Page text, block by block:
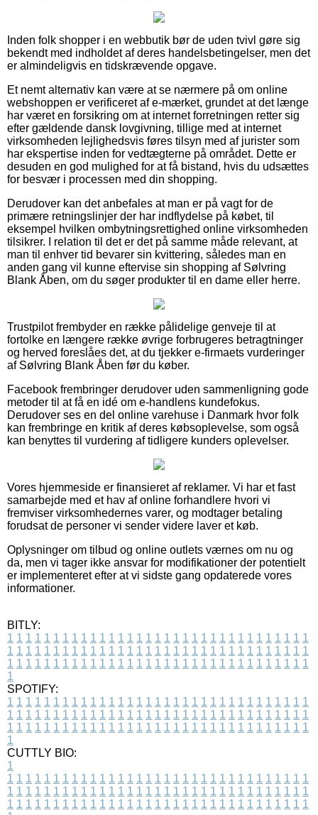
Inden folk shopper i en webbutik bør de uden tvivl gøre sig
bekendt med indholdet af deres handelsbetingelser, men det
er almindeligvis en tidskrævende opgave.
Et nemt alternativ kan være at se nærmere på om online
webshoppen er verificeret af e-mærket, grundet at det længe
har været en forsikring om at internet forretningen retter sig
efter gældende dansk lovgivning, tillige med at internet
virksomheden lejlighedsvis føres tilsyn med af jurister som
har ekspertise inden for vedtægterne på området. Dette er
desuden en god mulighed for at få bistand, hvis du udsættes
for besvær i processen med din shopping.
Derudover kan det anbefales at man er på vagt for de
primære retningslinjer der har indflydelse på købet, til
eksempel hvilken ombytningsrettighed online virksomheden
tilsikrer. I relation til det er det på samme måde relevant, at
man til enhver tid bevarer sin kvittering, således man en
anden gang vil kunne eftervise sin shopping af Sølvring
Blank Åben, om du søger produkter til en dame eller herre.
Trustpilot frembyder en række pålidelige genveje til at
fortolke en længere række øvrige forbrugeres betragtninger
og herved foreslåes det, at du tjekker e-firmaets vurderinger
af Sølvring Blank Åben før du køber.
Facebook frembringer derudover uden sammenligning gode
metoder til at få en idé om e-handlens kundefokus.
Derudover ses en del online varehuse i Danmark hvor folk
kan frembringe en kritik af deres købsoplevelse, som også
kan benyttes til vurdering af tidligere kunders oplevelser.
Vores hjemmeside er finansieret af reklamer. Vi har et fast
samarbejde med et hav af online forhandlere hvori vi
fremviser virksomhedernes varer, og modtager betaling
forudsat de personer vi sender videre laver et køb.
Oplysninger om tilbud og online outlets værnes om nu og
da, men vi tager ikke ansvar for modifikationer der potentielt
er implementeret efter at vi sidste gang opdaterede vores
informationer.
BITLY:
1 1 1 1 1 1 1 1 1 1 1 1 1 1 1 1 1 1 1 1 1 1 1 1 1 1 1 1 1 1 1 1 1
1 1 1 1 1 1 1 1 1 1 1 1 1 1 1 1 1 1 1 1 1 1 1 1 1 1 1 1 1 1 1 1 1
1 1 1 1 1 1 1 1 1 1 1 1 1 1 1 1 1 1 1 1 1 1 1 1 1 1 1 1 1 1 1 1 1
1
SPOTIFY:
1 1 1 1 1 1 1 1 1 1 1 1 1 1 1 1 1 1 1 1 1 1 1 1 1 1 1 1 1 1 1 1 1
1 1 1 1 1 1 1 1 1 1 1 1 1 1 1 1 1 1 1 1 1 1 1 1 1 1 1 1 1 1 1 1 1
1 1 1 1 1 1 1 1 1 1 1 1 1 1 1 1 1 1 1 1 1 1 1 1 1 1 1 1 1 1 1 1 1
1
CUTTLY BIO:
1
1 1 1 1 1 1 1 1 1 1 1 1 1 1 1 1 1 1 1 1 1 1 1 1 1 1 1 1 1 1 1 1 1
1 1 1 1 1 1 1 1 1 1 1 1 1 1 1 1 1 1 1 1 1 1 1 1 1 1 1 1 1 1 1 1 1
1 1 1 1 1 1 1 1 1 1 1 1 1 1 1 1 1 1 1 1 1 1 1 1 1 1 1 1 1 1 1 1 1